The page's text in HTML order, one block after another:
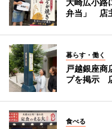
弁当」 店
暮らす・働く
戸越銀座商
プを掲示
食べる